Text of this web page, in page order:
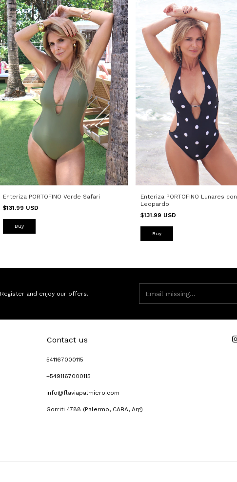
Enteriza PORTOFINO Verde Safari
$131.99 USD
Buy
Enteriza PORTOFINO Lunares con
Leopardo
$131.99 USD
Buy
Register and enjoy our offers.
Contact us
541167000115
+5491167000115
info@flaviapalmiero.com
Gorriti 4788 (Palermo, CABA, Arg)